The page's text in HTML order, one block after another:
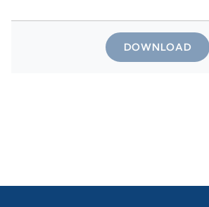
DOWNLOAD